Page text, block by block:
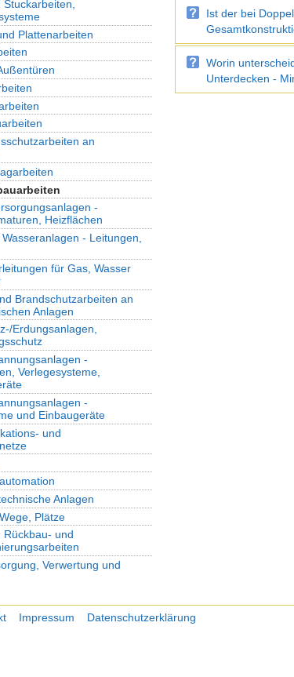
Plattenarbeiten
an
-
Heizflächen
- Leitungen,
für Gas, Wasser
Brandschutzarbeiten an
Anlagen
Erdungsanlagen,
-
Verlegesysteme,
-
und Einbaugeräte
und
Anlagen
Plätze
Rückbau- und
Verwertung und
Ist der bei
Worin
Unterdecken -
Impressum Datenschutzerklärung